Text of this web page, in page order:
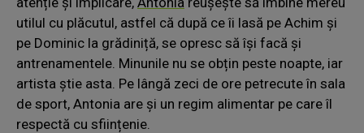
utilul cu plăcutul, astfel că după ce îi lasă pe Achim și
pe Dominic la grădiniță, se opresc să își facă și
antrenamentele. Minunile nu se obțin peste noapte, iar
artista știe asta. Pe lângă zeci de ore petrecute în sala
de sport, Antonia are și un regim alimentar pe care îl
respectă cu sființenie.